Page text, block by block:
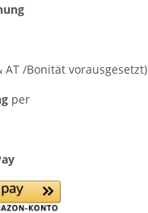
AT /Bonität vorausgesetzt)
per